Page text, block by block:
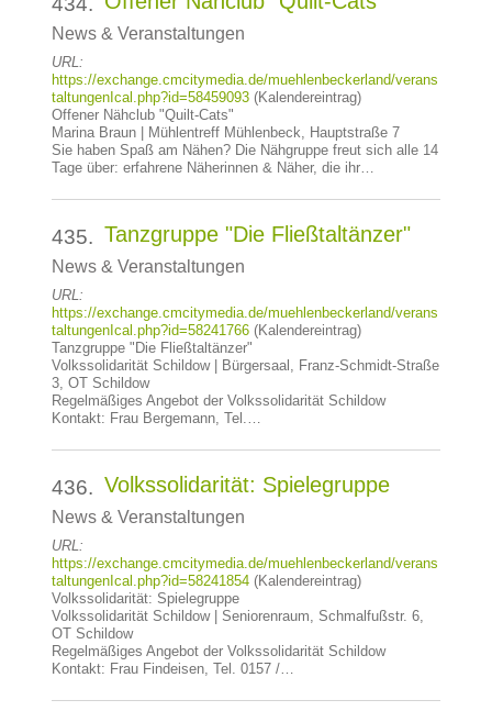
News & Veranstaltungen
URL:
https://exchange.cmcitymedia.de/muehlenbeckerland/verans
taltungenIcal.php?id=58459093(Kalendereintrag)
Offener Nähclub "Quilt-Cats"
Marina Braun | Mühlentreff Mühlenbeck, Hauptstraße 7
Sie haben Spaß am Nähen? Die Nähgruppe freut sich alle 14
Tage über: erfahrene Näherinnen & Näher, die ihr…
435. Tanzgruppe "Die Fließtaltänzer"
News & Veranstaltungen
URL:
https://exchange.cmcitymedia.de/muehlenbeckerland/verans
taltungenIcal.php?id=58241766(Kalendereintrag)
Tanzgruppe "Die Fließtaltänzer"
Volkssolidarität Schildow | Bürgersaal, Franz-Schmidt-Straße
3, OT Schildow
Regelmäßiges Angebot der Volkssolidarität Schildow
Kontakt: Frau Bergemann, Tel.…
436. Volkssolidarität: Spielegruppe
News & Veranstaltungen
URL:
https://exchange.cmcitymedia.de/muehlenbeckerland/verans
taltungenIcal.php?id=58241854(Kalendereintrag)
Volkssolidarität: Spielegruppe
Volkssolidarität Schildow | Seniorenraum, Schmalfußstr. 6,
OT Schildow
Regelmäßiges Angebot der Volkssolidarität Schildow
Kontakt: Frau Findeisen, Tel. 0157 /…